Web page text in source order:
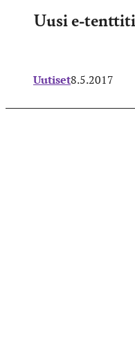
Uusi e-
Uutiset8.5.2017